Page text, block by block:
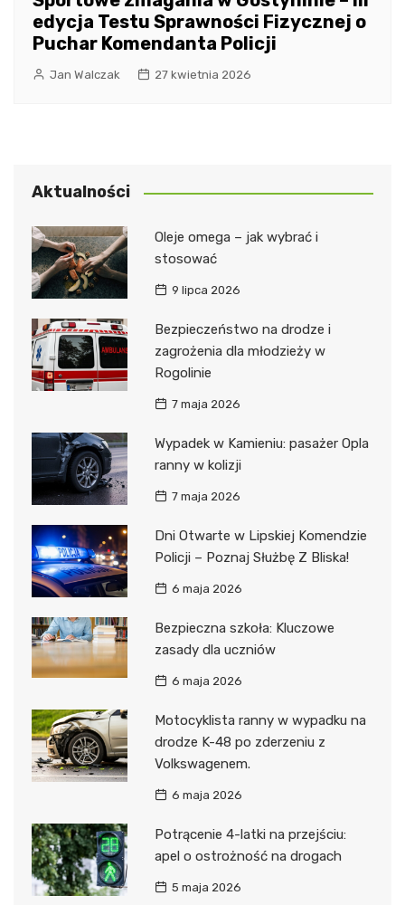
edycja Testu Sprawności Fizycznej o
Puchar Komendanta Policji
Jan Walczak 27 kwietnia 2026
Aktualności
Oleje omega – jak wybrać i
stosować
9 lipca 2026
Bezpieczeństwo na drodze i
zagrożenia dla młodzieży w
Rogolinie
7 maja 2026
Wypadek w Kamieniu: pasażer Opla
ranny w kolizji
7 maja 2026
Dni Otwarte w Lipskiej Komendzie
Policji – Poznaj Służbę Z Bliska!
6 maja 2026
Bezpieczna szkoła: Kluczowe
zasady dla uczniów
6 maja 2026
Motocyklista ranny w wypadku na
drodze K-48 po zderzeniu z
Volkswagenem.
6 maja 2026
Potrącenie 4-latki na przejściu:
apel o ostrożność na drogach
5 maja 2026